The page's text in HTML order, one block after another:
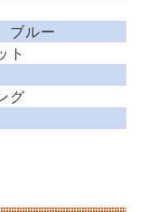
ブルー
ト
グ